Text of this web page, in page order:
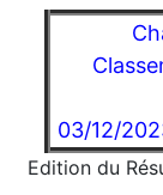
03/12/
Edition du